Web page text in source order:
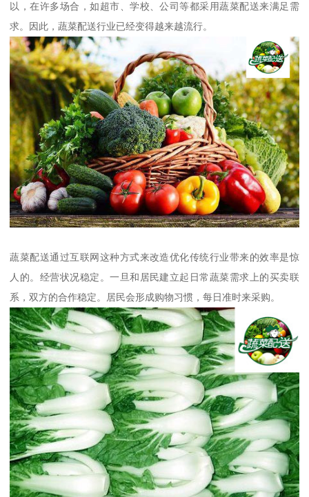
以，在许多场合，如超市、学校、公司等都采用蔬菜配送来满足需
求。因此，蔬菜配送行业已经变得越来越流行。
蔬菜配送通过互联网这种方式来改造优化传统行业带来的效率是惊
人的。经营状况稳定。一旦和居民建立起日常蔬菜需求上的买卖联
系，双方的合作稳定。居民会形成购物习惯，每日准时来采购。